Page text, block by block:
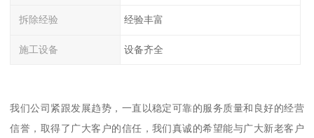
拆除经验 经验丰富
施工设备 设备齐全
我们公司紧跟发展趋势，一直以稳定可靠的服务质量和良好的经营
信誉，取得了广大客户的信任，我们真诚的希望能与广大新老客户